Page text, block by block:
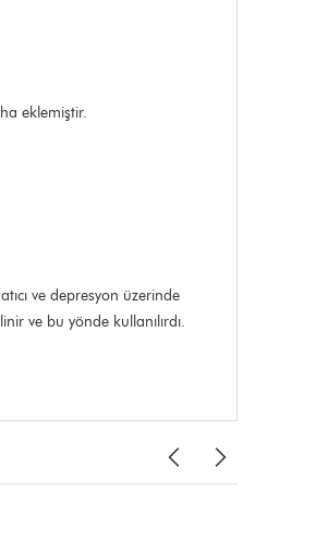
eklemiştir.
ve depresyon üzerinde
ve bu yönde kullanılırdı.